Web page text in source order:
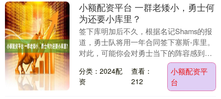
小额配资平台 一群老矮小，勇士何
为还要小库里？
签下库明加后不久，根据名记Shams的报
道，勇士队将用一年合同签下塞斯-库里。
对此，可能你会对勇士当下的阵容感到疑
惑，库里，小库里、小佩顿、希尔德、梅
尔顿、穆....
分类：2024配
资
查看：
212
小额配资平
台